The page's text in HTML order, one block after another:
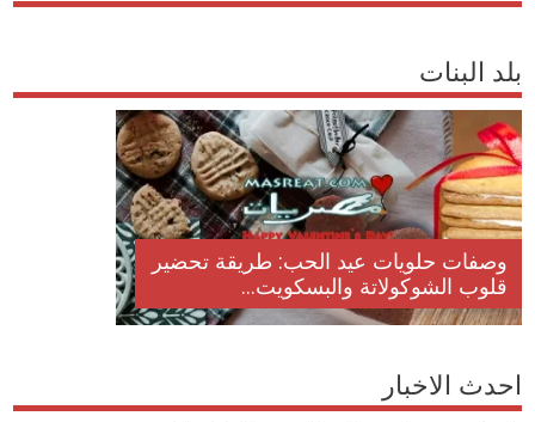
بلد البنات
وصفات حلويات عيد الحب: طريقة تحضير
قلوب الشوكولاتة والبسكويت...
احدث الاخبار